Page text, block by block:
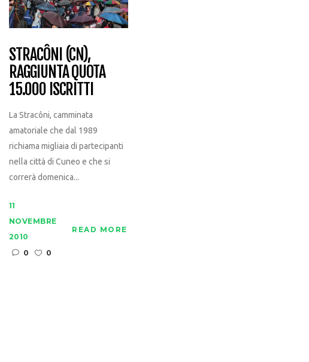
STRACÔNI (CN),
RAGGIUNTA QUOTA
15.000 ISCRITTI
La Stracôni, camminata
amatoriale che dal 1989
richiama migliaia di partecipanti
nella città di Cuneo e che si
correrà domenica...
11
NOVEMBRE
2010
0
0
READ MORE